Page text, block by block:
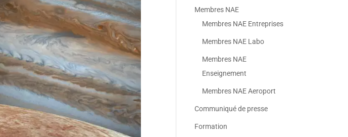
Membres NAE
Membres NAE Entreprises
Membres NAE Labo
Membres NAE
Enseignement
Membres NAE Aeroport
Communiqué de presse
Formation